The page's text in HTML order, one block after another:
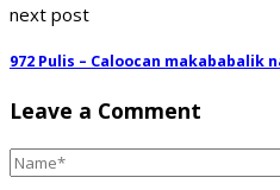
next post
972 Pulis – Caloocan
Leave a Comment